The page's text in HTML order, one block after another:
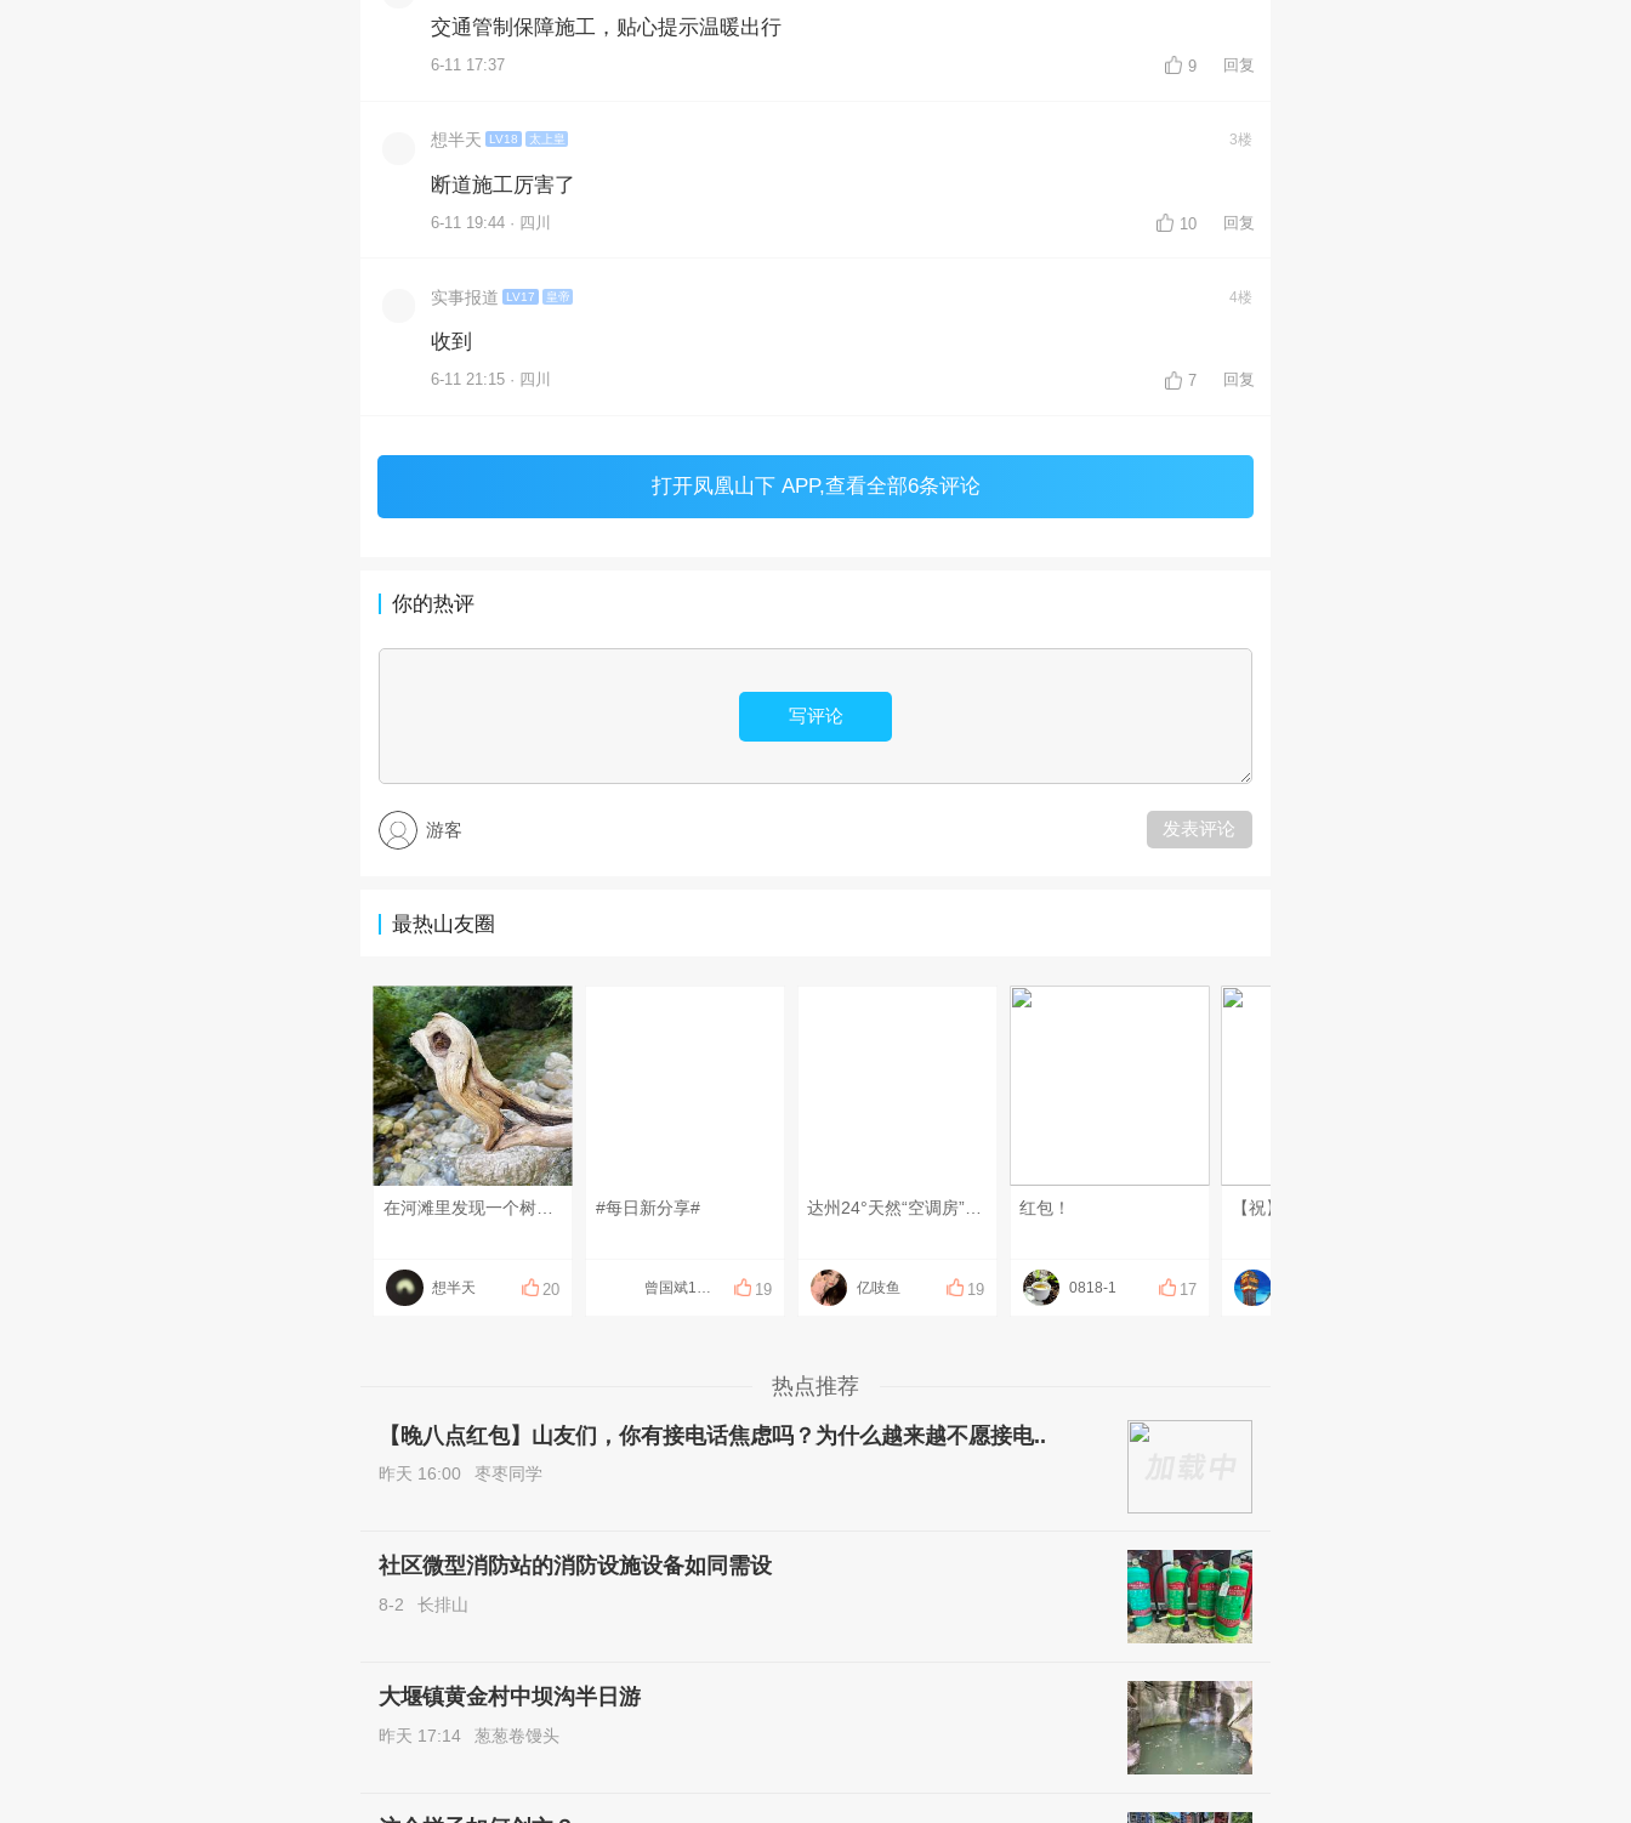
交通管制保障施工，贴心提示温暖出行
6-11 17:37 9 回复
想半天 LV18 太上皇 3楼
断道施工厉害了
6-11 19:44 · 四川 10 回复
实事报道 LV17 皇帝 4楼
收到
6-11 21:15 · 四川 7 回复
打开凤凰山下 APP,查看全部6条评论
你的热评
写评论
游客 发表评论
最热山友圈
在河滩里发现一个树干，被流水雕刻成很像一只鸟儿的形状！ #每日新分享# #回忆旅居所见#
想半天 20
#每日新分享#
19
达州24°天然“空调房”⁉️居然在万源…… 藏在万源深山的翡翠湖泊🌿，均温24℃天然凉房，人少免费，达州周末一日游首选！ 📍定位｜万源白果乡长洞湖（花萼山保护区） 🎫花销｜大门免费🆓，竹筏30r/人（40分钟），停车免费🅿️ ⏰时段｜6-9月避暑玩水，10月彩林出片，建议游玩4-6h 🚗交通指南 ▫️自驾首选🚙 达州城区全程约3h，轿车畅通，沿途山林绿意满满，路上随手出片 ▫️无车党🚌 达州南站大巴到万源，拼车往返50r直达景区 📸五大封神机位 1. 湖面竹筏🚣‍♀️ 封面同款！碧绿湖水搭配峡谷悬崖，浅色系长裙+草帽，原图直出无滤镜 2. 大坝瀑布💦 巨型水帘扑面而来，水雾降温，仰拍山水氛围感直接拉满 3. 悬空吊桥🌉 羊跳岩吊桥横跨湖面，走起来微微晃动，动态抓拍超有故事感 4. 仙人溶洞🪨 崖壁天然石洞+香炉奇石，徒步小众点位，几乎没有游客 5. 湖边浅滩🏖️ 清透浅绿水滩，踩水野餐两不误，亲子游玩超治愈 🎐园内游玩项目 ✔️竹筏泛舟峡谷，吹清凉山风赏两岸绝壁 ✔️环湖轻徒步，密林遮阳，沿路偶遇迷你溪流瀑布 ✔️浅滩踩水消暑，夏日降温神器 ✔️航拍高空取景，整片山水画卷尽收眼底 🍛山下农家特色菜 ▫️旧院黑鸡汤🐔万源富硒特产，汤汁鲜润，避暑必点 ▫️柏香熏腊肉🥓本地土猪熏制，腊香浓郁超下饭 ▫️神仙豆腐🥗树叶手工制作，凉拌清爽解腻 ▫️山野时蔬+富硒豆花，人均50吃到满足 👒穿搭&出行装备 穿搭推荐：白/浅蓝长裙、森系棉麻，搭配草帽编织包超出片 必带清单🧾 ▪️薄外套🧥山里温差大，早晚微凉 ▪️防滑溯溪鞋🩴踩水、走步道专用 ▪️防晒套装：帽子、墨镜、高倍防晒霜 ▪️驱蚊喷雾🦟山林蚊虫超多 ▪️零食、矿泉水、野餐垫🥪湖边商铺极少 ▪️充电宝、相机、无人机 💡避坑实用Tips 1. 上午10点前到！光线柔和游客少，下午人流量上涨 2. 竹筏多人拼船性价比更高，单人也可单独乘船 3. 上山弯道多，自驾减速慢行，留意会车 4. 仅浅滩可踩水，深水区域禁止下水游泳 5. 自带露营装备能河滩过夜，夜晚星空绝美✨ 6. 补给提前备齐，景区内部便利店稀少 🗺一日游路线 达州出发→万源休整午餐→长洞湖 竹筏游湖→打卡瀑布吊桥→湖边野餐踩水→返程 #达州周边游 #万源长洞湖 #川东避暑胜地#达州一日游 #小众玩水地#周末去哪儿
亿吱鱼 19
红包！
0818-1 17
热点推荐
【晚八点红包】山友们，你有接电话焦虑吗？为什么越来越不愿接电..
昨天 16:00 枣枣同学
社区微型消防站的消防设施设备如同需设
8-2 长排山
大堰镇黄金村中坝沟半日游
昨天 17:14 葱葱卷馒头